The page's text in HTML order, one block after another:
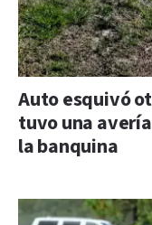
Auto esquivó
tuvo una
la banquina